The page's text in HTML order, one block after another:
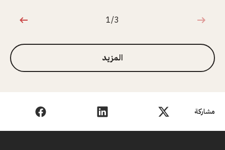
مشاركة
1 من 3
1/3
المزيد